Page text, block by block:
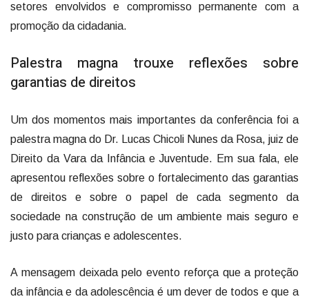
setores envolvidos e compromisso permanente com a
promoção da cidadania.
Palestra magna trouxe reflexões sobre
garantias de direitos
Um dos momentos mais importantes da conferência foi a
palestra magna do Dr. Lucas Chicoli Nunes da Rosa, juiz de
Direito da Vara da Infância e Juventude. Em sua fala, ele
apresentou reflexões sobre o fortalecimento das garantias
de direitos e sobre o papel de cada segmento da
sociedade na construção de um ambiente mais seguro e
justo para crianças e adolescentes.
A mensagem deixada pelo evento reforça que a proteção
da infância e da adolescência é um dever de todos e que a